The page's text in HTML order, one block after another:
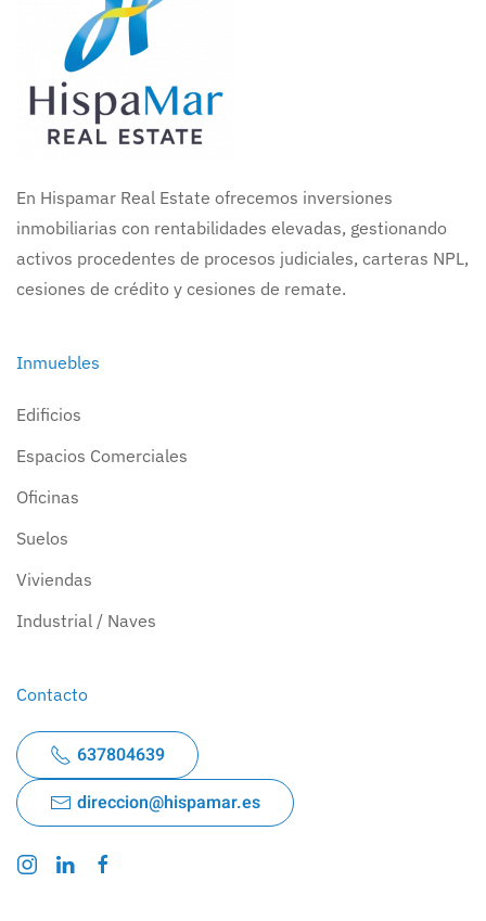
En Hispamar Real Estate ofrecemos inversiones
inmobiliarias con rentabilidades elevadas, gestionando
activos procedentes de procesos judiciales, carteras NPL,
cesiones de crédito y cesiones de remate.
Inmuebles
Edificios
Espacios Comerciales
Oficinas
Suelos
Viviendas
Industrial / Naves
Contacto
637804639
direccion@hispamar.es